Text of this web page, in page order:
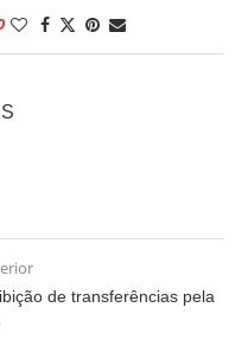
de transferências pela